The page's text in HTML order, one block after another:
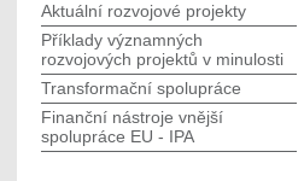
Aktuální rozvojové projekty
Příklady významných
rozvojových projektů v minulosti
Transformační spolupráce
Finanční nástroje vnější
spolupráce EU - IPA